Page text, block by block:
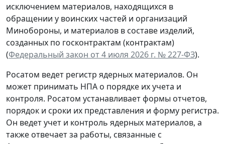
исключением материалов, находящихся в
обращении у воинских частей и организаций
Минобороны, и материалов в составе изделий,
созданных по госконтрактам (контрактам)
(Федеральный закон от 4 июля 2026 г. № 227-ФЗ).
Росатом ведет регистр ядерных материалов. Он
может принимать НПА о порядке их учета и
контроля. Росатом устанавливает формы отчетов,
порядок и сроки их представления и форму регистра.
Он ведет учет и контроль ядерных материалов, а
также отвечает за работы, связанные с